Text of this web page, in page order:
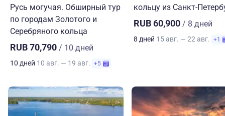
Русь могучая. Обширный тур
по городам Золотого и
Серебряного кольца
RUB 70,790 / 10 дней
10 дней 10 авг. — 19 авг. +5
кольцу из Санкт-
RUB 60,900 / 8 дней
8 дней 15 авг. — 22 авг. +1